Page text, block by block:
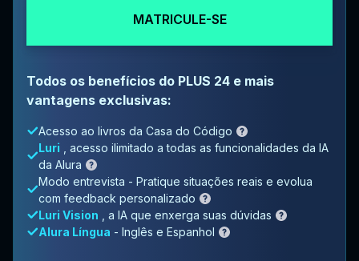
MATRICULE-SE
Todos os benefícios do PLUS 24 e mais
vantagens exclusivas:
Acesso ao livros da Casa do Código
Luri
, acesso ilimitado a todas as funcionalidades da IA
da Alura
Modo entrevista - Pratique situações reais e evolua
com feedback personalizado
Luri Vision
, a IA que enxerga suas dúvidas
Alura Língua - Inglês e Espanhol